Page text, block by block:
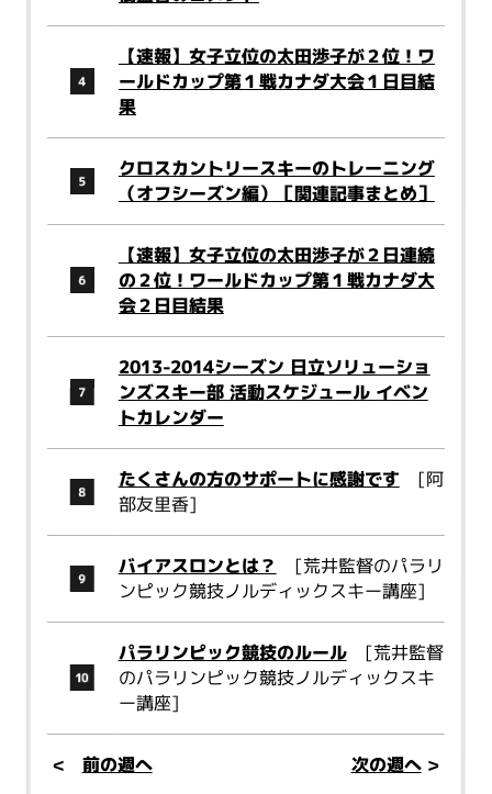
【速報】女子立位の太田渉子が２位！ワ
ールドカップ第１戦カナダ大会１日目結
果
クロスカントリースキーのトレーニング
（オフシーズン編）［関連記事まとめ］
【速報】女子立位の太田渉子が２日連続
の２位！ワールドカップ第１戦カナダ大
会２日目結果
2013-2014シーズン 日立ソリューショ
ンズスキー部 活動スケジュール イベン
トカレンダー
たくさんの方のサポートに感謝です [阿
部友里香]
バイアスロンとは？ [荒井監督のパラリ
ンピック競技ノルディックスキー講座]
パラリンピック競技のルール[荒井監督
のパラリンピック競技ノルディックスキ
ー講座]
< 前の週へ 次の週へ>